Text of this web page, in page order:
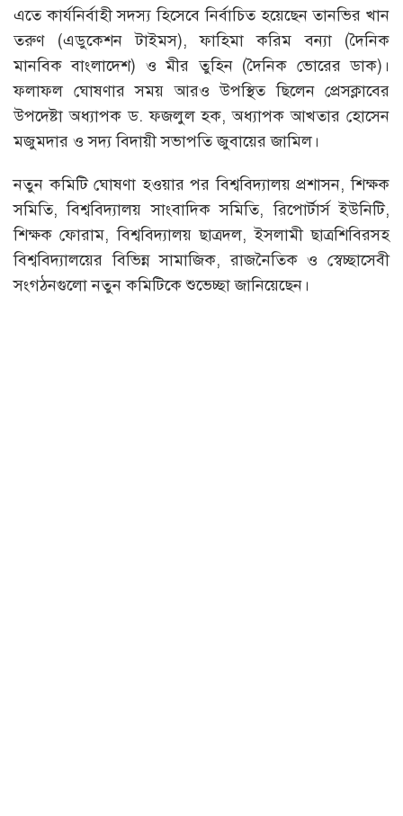
এতে কার্যনির্বাহী সদস্য হিসেবে নির্বাচিত হয়েছেন তানভির খান
তরুণ (এডুকেশন টাইমস), ফাহিমা করিম বন্যা (দৈনিক
মানবিক বাংলাদেশ) ও মীর তুহিন (দৈনিক ভোরের ডাক)।
ফলাফল ঘোষণার সময় আরও উপস্থিত ছিলেন প্রেসক্লাবের
উপদেষ্টা অধ্যাপক ড. ফজলুল হক, অধ্যাপক আখতার হোসেন
মজুমদার ও সদ্য বিদায়ী সভাপতি জুবায়ের জামিল।
নতুন কমিটি ঘোষণা হওয়ার পর বিশ্ববিদ্যালয় প্রশাসন, শিক্ষক
সমিতি, বিশ্ববিদ্যালয় সাংবাদিক সমিতি, রিপোর্টার্স ইউনিটি,
শিক্ষক ফোরাম, বিশ্ববিদ্যালয় ছাত্রদল, ইসলামী ছাত্রশিবিরসহ
বিশ্ববিদ্যালয়ের বিভিন্ন সামাজিক, রাজনৈতিক ও স্বেচ্ছাসেবী
সংগঠনগুলো নতুন কমিটিকে শুভেচ্ছা জানিয়েছেন।